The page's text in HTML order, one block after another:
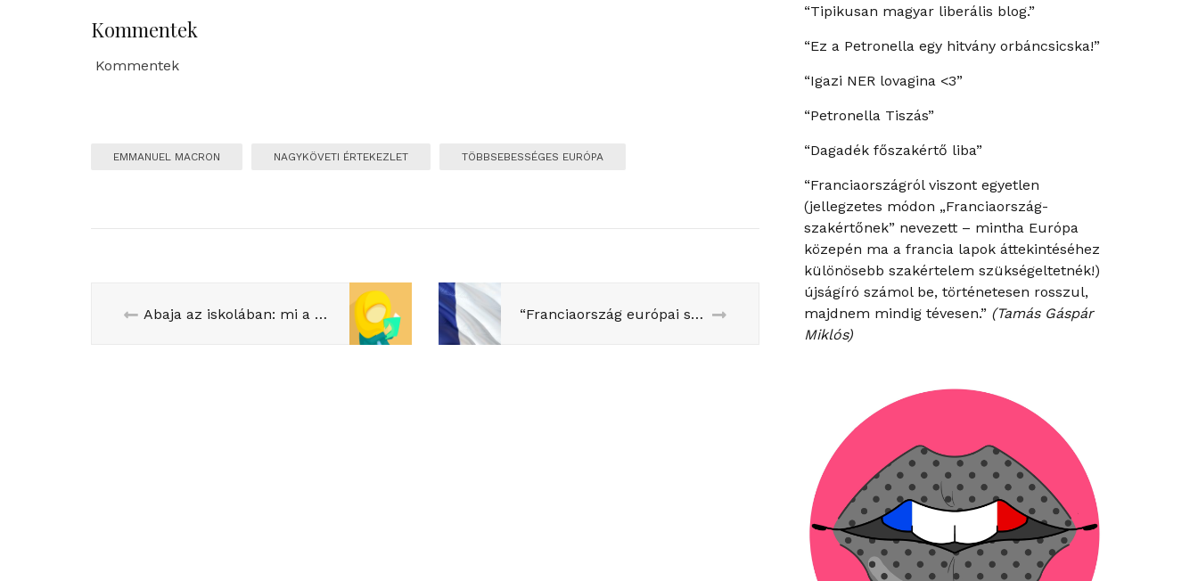
Kommentek
Kommentek
EMMANUEL MACRON NAGYKÖVETI ÉRTEKEZLET TÖBBSEBESSÉGES EURÓPA
Abaja az iskolában: mi a tiltás háttere? “Franciaország európai segítséggel törekszik nagyhatalmi pozíciója prolongálására” – az EU-Monitor kérdezett
“Tipikusan magyar liberális blog.”
“Ez a Petronella egy hitvány orbáncsicska!”
“Igazi NER lovagina <3”
“Petronella Tiszás”
“Dagadék főszakértő liba”
“Franciaországról viszont egyetlen
(jellegzetes módon „Franciaország-
szakértőnek” nevezett – mintha Európa
közepén ma a francia lapok áttekintéséhez
különösebb szakértelem szükségeltetnék!)
újságíró számol be, történetesen rosszul,
majdnem mindig tévesen.” (Tamás Gáspár
Miklós)